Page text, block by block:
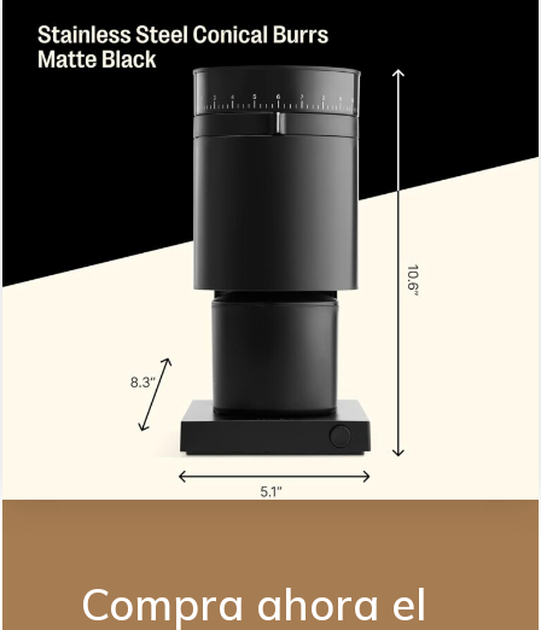
Compra ahora el